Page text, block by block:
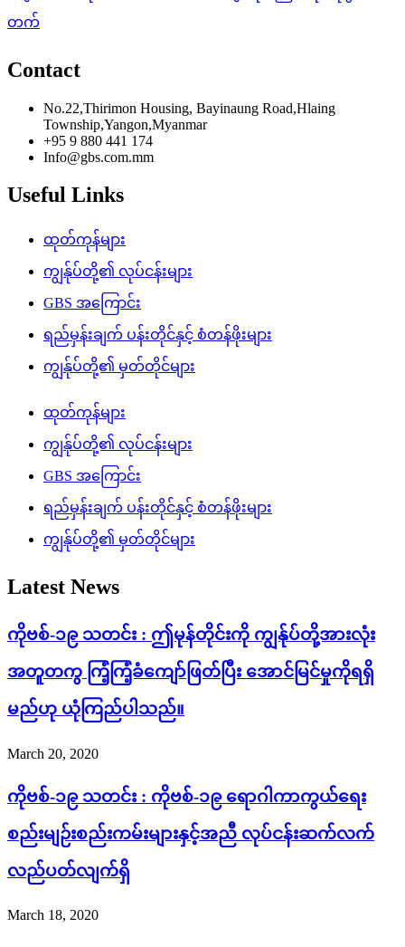
Contact
No.22,Thirimon Housing, Bayinaung Road,Hlaing
Township,Yangon,Myanmar
+95 9 880 441 174
Info@gbs.com.mm
Useful Links
ထုတ်ကုန်များ
ကျွန်ုပ်တို့၏ လုပ်ငန်းများ
GBS အကြောင်း
ရည်မှန်းချက် ပန်းတိုင်နှင့် စံတန်ဖိုးများ
ကျွန်ုပ်တို့၏ မှတ်တိုင်များ
ထုတ်ကုန်များ
ကျွန်ုပ်တို့၏ လုပ်ငန်းများ
GBS အကြောင်း
ရည်မှန်းချက် ပန်းတိုင်နှင့် စံတန်ဖိုးများ
ကျွန်ုပ်တို့၏ မှတ်တိုင်များ
Latest News
ကိုဗစ်-၁၉ သတင်း : ဤမုန်တိုင်းကို ကျွန်ုပ်တို့အားလုံး
အတူတကွ ကြံ့ကြံ့ခံကျော်ဖြတ်ပြီး အောင်မြင်မှုကိုရရှိ
မည်ဟု ယုံကြည်ပါသည်။
March 20, 2020
ကိုဗစ်-၁၉ သတင်း : ကိုဗစ်-၁၉ ရောဂါကာကွယ်ရေး
စည်းမျဉ်းစည်းကမ်းများနှင့်အညီ လုပ်ငန်းဆက်လက်
လည်ပတ်လျက်ရှိ
March 18, 2020